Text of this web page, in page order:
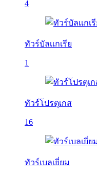
4
ทัวร์บัลเเกเรีย
1
ทัวร์โปรตุเกส
16
ทัวร์เบลเยี่ยม